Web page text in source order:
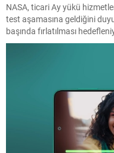
NASA, ticari Ay yükü
test aşamasına geldiğini
başında fırlatılması